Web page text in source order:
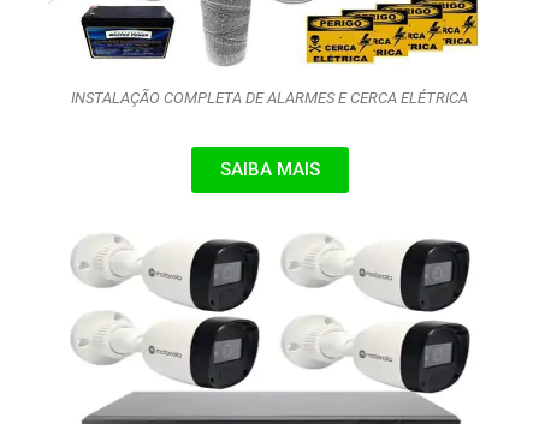
INSTALAÇÃO COMPLETA DE ALARMES E CERCA ELÉTRICA
SAIBA MAIS